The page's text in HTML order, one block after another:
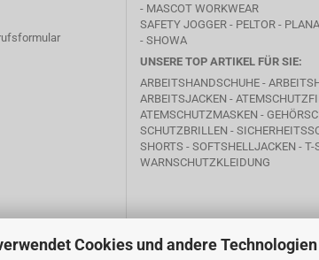
Cookies und andere Technologien
- MASCOT WORKWEAR
SAFETY JOGGER - PELTOR -
- SHOWA
UNSERE TOP ARTIKEL FÜR SIE:
ARBEITSHANDSCHUHE -
ARBEITSJACKEN -
ATEMSCHUTZMASKEN -
SCHUTZBRILLEN -
SHORTS - SOFTSHELLJACKEN - T-
WARNSCHUTZKLEIDUNG